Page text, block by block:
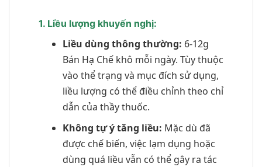
1. Liều lượng khuyến nghị:
Liều dùng thông thường: 6-12g
Bán Hạ Chế khô mỗi ngày. Tùy thuộc
vào thể trạng và mục đích sử dụng,
liều lượng có thể điều chỉnh theo chỉ
dẫn của thầy thuốc.
Không tự ý tăng liều: Mặc dù đã
được chế biến, việc lạm dụng hoặc
dùng quá liều vẫn có thể gây ra tác